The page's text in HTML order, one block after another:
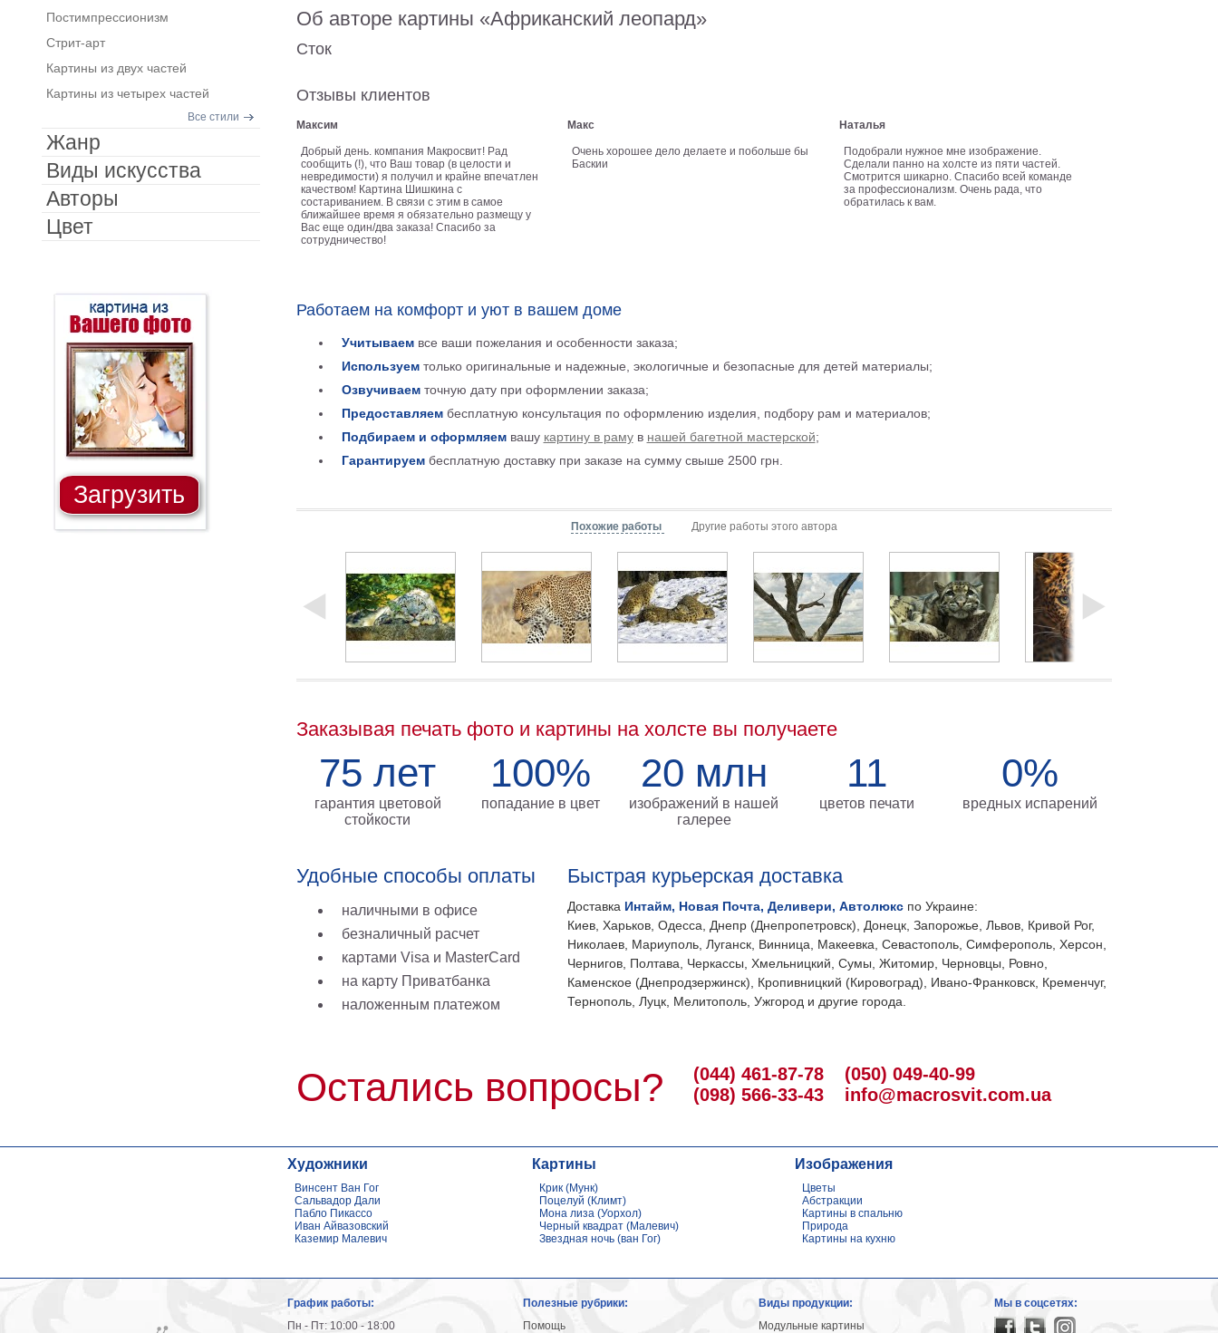
Об авторе картины «Африканский леопард»
Сток
Отзывы клиентов
Максим
Добрый день. компания Макросвит! Рад
сообщить (!), что Ваш товар (в целости и
невредимости) я получил и крайне впечатлен
качеством! Картина Шишкина с
состариванием. В связи с этим в самое
ближайшее время я обязательно размещу у
Вас еще один/два заказа! Спасибо за
сотрудничество!
Макс
Очень хорошее дело делаете и побольше бы
Баскии
Наталья
Подобрали нужное мне изображение.
Сделали панно на холсте из пяти частей.
Смотрится шикарно. Спасибо всей команде
за профессионализм. Очень рада, что
обратилась к вам.
Работаем на комфорт и уют в вашем доме
Учитываемвсе ваши пожелания и особенности заказа;
Используемтолько оригинальные и надежные, экологичные и безопасные для детей материалы;
Озвучиваемточную дату при оформлении заказа;
Предоставляембесплатную консультация по оформлению изделия, подбору рам и материалов;
Подбираем и оформляемвашу картину в рамув нашей багетной мастерской;
Гарантируембесплатную доставку при заказе на сумму свыше 2500 грн.
Похожие работы Другие работы этого автора
Заказывая печать фото и картины на холсте вы получаете
75 лет
гарантия цветовой
стойкости
100%
попадание в цвет
20 млн
изображений в нашей
галерее
11
цветов печати
0%
вредных испарений
Удобные способы оплаты
наличными в офисе
безналичный расчет
картами Visa и MasterCard
на карту Приватбанка
наложенным платежом
Быстрая курьерская доставка
Доставка Интайм, Новая Почта, Деливери, Автолюкс по Украине:
Киев, Харьков, Одесса, Днепр (Днепропетровск), Донецк, Запорожье, Львов, Кривой Рог,
Николаев, Мариуполь, Луганск, Винница, Макеевка, Севастополь, Симферополь, Херсон,
Чернигов, Полтава, Черкассы, Хмельницкий, Сумы, Житомир, Черновцы, Ровно,
Каменское (Днепродзержинск), Кропивницкий (Кировоград), Ивано-Франковск, Кременчуг,
Тернополь, Луцк, Мелитополь, Ужгород и другие города.
Остались вопросы?
(044) 461-87-78
(098) 566-33-43
(050) 049-40-99
info@macrosvit.com.ua
Постимпрессионизм
Стрит-арт
Картины из двух частей
Картины из четырех частей
Все стили
Жанр
Виды искусства
Авторы
Цвет
Загрузить
Художники
Винсент Ван Гог
Сальвадор Дали
Пабло Пикассо
Иван Айвазовский
Каземир Малевич
Картины
Крик (Мунк)
Поцелуй (Климт)
Мона лиза (Уорхол)
Черный квадрат (Малевич)
Звездная ночь (ван Гог)
Изображения
Цветы
Абстракции
Картины в спальню
Природа
Картины на кухню
График работы:
Пн - Пт: 10:00 - 18:00
Полезные рубрики:
Помощь
Виды продукции:
Модульные картины
Мы в соцсетях: